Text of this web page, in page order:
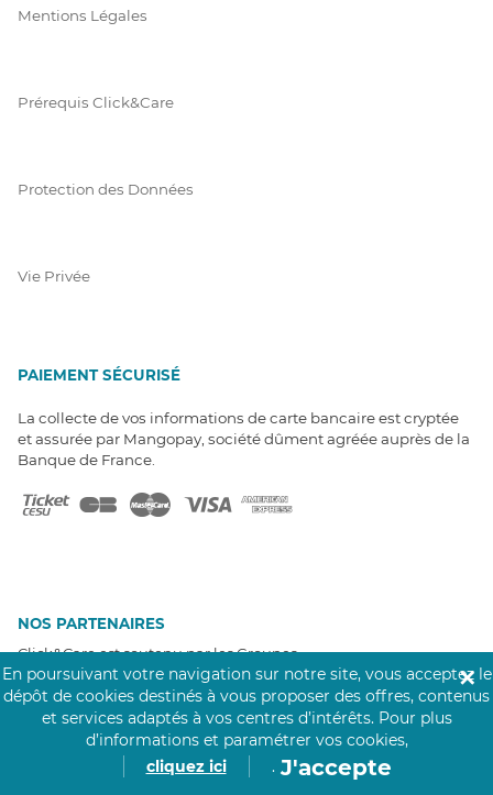
Mentions Légales
Prérequis Click&Care
Protection des Données
Vie Privée
PAIEMENT SÉCURISÉ
La collecte de vos informations de carte bancaire est cryptée
et assurée par Mangopay, société dûment agréée auprès de la
Banque de France.
NOS PARTENAIRES
Click&Care est soutenu par les Groupes
Caisse des Dépôts et MAIF.
En poursuivant votre navigation sur notre site, vous acceptez le
dépôt de cookies destinés à vous proposer des offres, contenus
et services adaptés à vos centres d’intérêts. Pour plus
d’informations et paramétrer vos cookies,
cliquez ici
. J'accepte
✕